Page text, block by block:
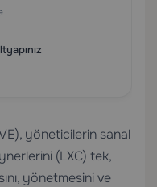
yöneticilerin sanal
(LXC) tek,
yönetmesini ve